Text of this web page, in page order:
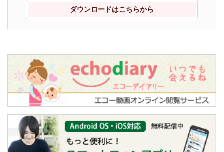
ダウンロードはこちらから